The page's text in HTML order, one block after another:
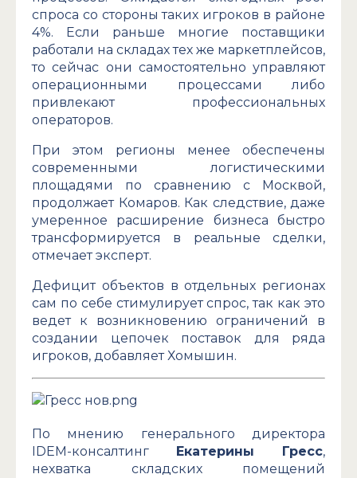
спроса со стороны таких игроков в районе
4%. Если раньше многие поставщики
работали на складах тех же маркетплейсов,
то сейчас они самостоятельно управляют
операционными процессами либо
привлекают профессиональных
операторов.
При этом регионы менее обеспечены
современными логистическими
площадями по сравнению с Москвой,
продолжает Комаров. Как следствие, даже
умеренное расширение бизнеса быстро
трансформируется в реальные сделки,
отмечает эксперт.
Дефицит объектов в отдельных регионах
сам по себе стимулирует спрос, так как это
ведет к возникновению ограничений в
создании цепочек поставок для ряда
игроков, добавляет Хомышин.
По мнению генерального директора
IDEM-консалтинг
Екатерины Гресс,
нехватка складских помещений